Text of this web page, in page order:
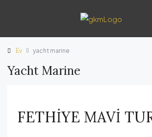
Ev yacht marine
Yacht Marine
FETHİYE MAVİ